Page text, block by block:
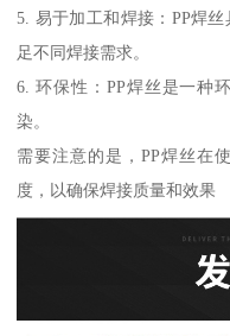
5. 易于加工和焊接：PP焊
足不同焊接需求。
6. 环保性：PP焊丝是一种
染。
需要注意的是，PP焊丝在
度，以确保焊接质量和效果